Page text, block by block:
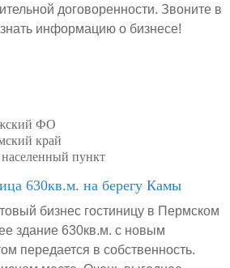
договоренности. Звоните в
информацию о бизнесе!
ФО
край
пункт
630кв.м. на берегу Камы
бизнес гостиницу в Пермском
здание 630кв.м. с новым
передается в собственность.